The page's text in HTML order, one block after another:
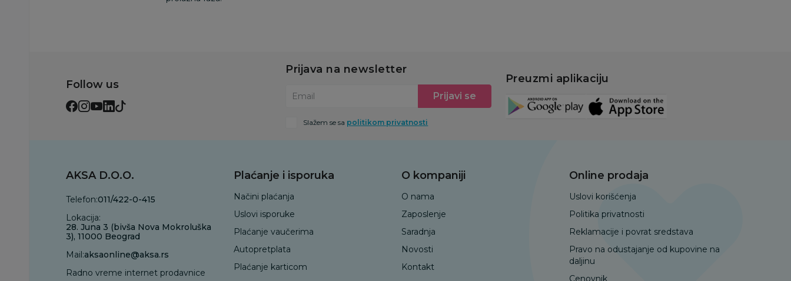
Follow us
Prijava na newsletter
Email Prijavi se
Slažem se sa politikom privatnosti
Preuzmi aplikaciju
AKSA D.O.O.
Telefon:011/422-0-415
Lokacija:
28. Juna 3 (bivša Nova Mokroluška
3), 11000 Beograd
Mail:aksaonline@aksa.rs
Radno vreme internet prodavnice
Plaćanje i isporuka
Načini plaćanja
Uslovi isporuke
Plaćanje vaučerima
Autopretplata
Plaćanje karticom
O kompaniji
O nama
Zaposlenje
Saradnja
Novosti
Kontakt
Online prodaja
Uslovi korišćenja
Politika privatnosti
Reklamacije i povrat sredstava
Pravo na odustajanje od kupovine na
daljinu
Cenovnik